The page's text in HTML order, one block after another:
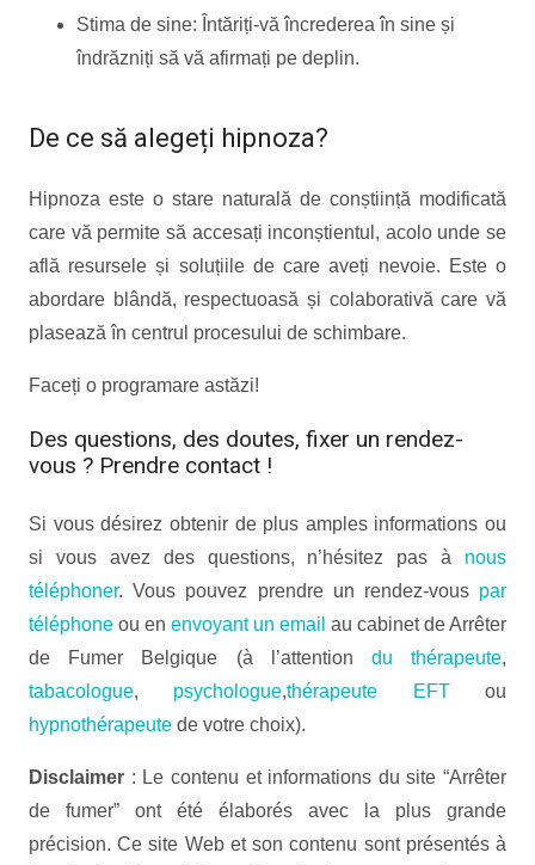
Stima de sine: Întăriți-vă încrederea în sine și
îndrăzniți să vă afirmați pe deplin.
De ce să alegeți hipnoza?
Hipnoza este o stare naturală de conștiință modificată
care vă permite să accesați inconștientul, acolo unde se
află resursele și soluțiile de care aveți nevoie. Este o
abordare blândă, respectuoasă și colaborativă care vă
plasează în centrul procesului de schimbare.
Faceți o programare astăzi!
Des questions, des doutes, fixer un rendez-
vous ? Prendre contact !
Si vous désirez obtenir de plus amples informations ou
si vous avez des questions, n’hésitez pas à nous
téléphoner. Vous pouvez prendre un rendez-vous par
téléphone ou en envoyant un email au cabinet de Arrêter
de Fumer Belgique (à l’attention du thérapeute,
tabacologue, psychologue,thérapeute EFTou
hypnothérapeute de votre choix).
Disclaimer : Le contenu et informations du site “Arrêter
de fumer” ont été élaborés avec la plus grande
précision. Ce site Web et son contenu sont présentés à